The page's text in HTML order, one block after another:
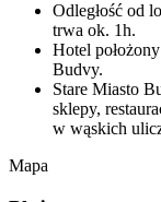
Odległość od
trwa ok. 1h.
Hotel
Budvy.
Stare Miasto
sklepy,
w wąskich
Mapa